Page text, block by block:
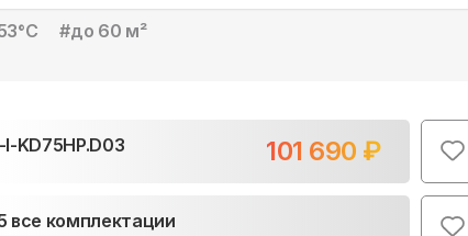
#до 60 м²
KD75HP.D03 101 690 ₽
все комплектации